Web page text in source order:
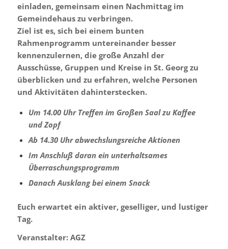
einladen, gemeinsam einen Nachmittag im
Gemeindehaus zu verbringen.
Ziel ist es, sich bei einem bunten
Rahmenprogramm untereinander besser
kennenzulernen, die große Anzahl der
Ausschüsse, Gruppen und Kreise in St. Georg zu
überblicken und zu erfahren, welche Personen
und Aktivitäten dahinterstecken.
Um 14.00 Uhr Treffen im Großen Saal zu Kaffee
und Zopf
Ab 14.30 Uhr abwechslungsreiche Aktionen
Im Anschluß daran ein unterhaltsames
Überraschungsprogramm
Danach Ausklang bei einem Snack
Euch erwartet ein aktiver, geselliger, und lustiger
Tag.
Veranstalter: AGZ